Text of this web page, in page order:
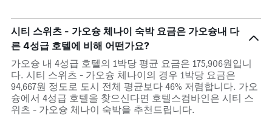
시티 스위츠 - 가오슝 체나이 숙박 요금은 가오슝내 다
른 4성급 호텔에 비해 어떤가요?
가오슝 내 4성급 호텔의 1박당 평균 요금은 175,906원입니
다. 시티 스위츠 - 가오슝 체나이의 경우 1박당 요금은
94,667원 정도로 도시 전체 평균보다 46% 저렴합니다. 가오
슝에서 4성급 호텔을 찾으신다면 호텔스컴바인은 시티 스
위츠 - 가오슝 체나이 숙박을 추천드립니다.